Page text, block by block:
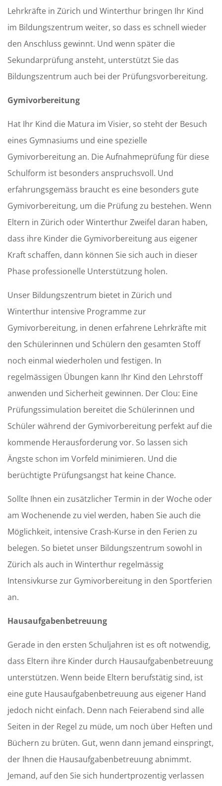
Lehrkräfte in Zürich und Winterthur bringen Ihr Kind
im Bildungszentrum weiter, so dass es schnell wieder
den Anschluss gewinnt. Und wenn später die
Sekundarprüfung ansteht, unterstützt Sie das
Bildungszentrum auch bei der Prüfungsvorbereitung.
Gymivorbereitung
Hat Ihr Kind die Matura im Visier, so steht der Besuch
eines Gymnasiums und eine spezielle
Gymivorbereitung an. Die Aufnahmeprüfung für diese
Schulform ist besonders anspruchsvoll. Und
erfahrungsgemäss braucht es eine besonders gute
Gymivorbereitung, um die Prüfung zu bestehen. Wenn
Eltern in Zürich oder Winterthur Zweifel daran haben,
dass ihre Kinder die Gymivorbereitung aus eigener
Kraft schaffen, dann können Sie sich auch in dieser
Phase professionelle Unterstützung holen.
Unser Bildungszentrum bietet in Zürich und
Winterthur intensive Programme zur
Gymivorbereitung, in denen erfahrene Lehrkräfte mit
den Schülerinnen und Schülern den gesamten Stoff
noch einmal wiederholen und festigen. In
regelmässigen Übungen kann Ihr Kind den Lehrstoff
anwenden und Sicherheit gewinnen. Der Clou: Eine
Prüfungssimulation bereitet die Schülerinnen und
Schüler während der Gymivorbereitung perfekt auf die
kommende Herausforderung vor. So lassen sich
Ängste schon im Vorfeld minimieren. Und die
berüchtigte Prüfungsangst hat keine Chance.
Sollte Ihnen ein zusätzlicher Termin in der Woche oder
am Wochenende zu viel werden, haben Sie auch die
Möglichkeit, intensive Crash-Kurse in den Ferien zu
belegen. So bietet unser Bildungszentrum sowohl in
Zürich als auch in Winterthur regelmässig
Intensivkurse zur Gymivorbereitung in den Sportferien
an.
Hausaufgabenbetreuung
Gerade in den ersten Schuljahren ist es oft notwendig,
dass Eltern ihre Kinder durch Hausaufgabenbetreuung
unterstützen. Wenn beide Eltern berufstätig sind, ist
eine gute Hausaufgabenbetreuung aus eigener Hand
jedoch nicht einfach. Denn nach Feierabend sind alle
Seiten in der Regel zu müde, um noch über Heften und
Büchern zu brüten. Gut, wenn dann jemand einspringt,
der Ihnen die Hausaufgabenbetreuung abnimmt.
Jemand, auf den Sie sich hundertprozentig verlassen